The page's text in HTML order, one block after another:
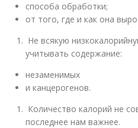
способа обработки;
от того, где и как она
Не всякую
учитывать содержание:
незаменимых
и канцерогенов.
Количество калорий не
последнее нам важнее.